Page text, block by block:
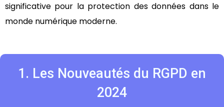
significative pour la protection des données dans le
monde numérique moderne.
1. Les Nouveautés du RGPD en
2024